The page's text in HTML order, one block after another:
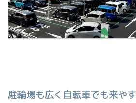
駐輪場も広く自転車でも来やす